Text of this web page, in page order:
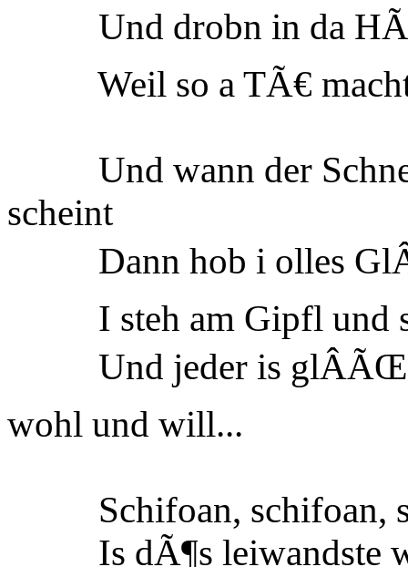
Und drobn in da
Weil so a TÃ€ macht
Und wann der
scheint
Dann hob i olles
I steh am Gipfl und
Und jeder is
wohl und will...
Schifoan, schifoan,
Is dÃ¶s leiwandste